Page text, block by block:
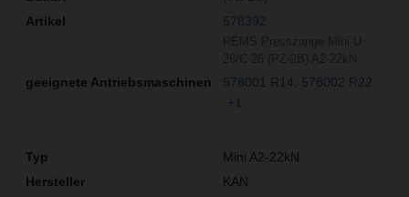
578392
578001 R14
578002 R22
+1
Mini A2-22kN
KAN